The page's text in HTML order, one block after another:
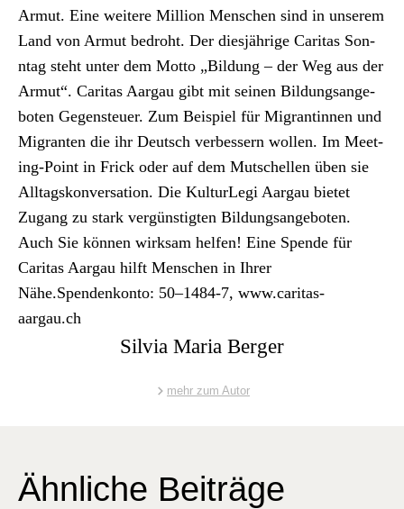
Archiv
Über uns
ePaper
aktuelle Ausgabe
Suchen
Armut. Eine weit­ere Mil­lion Men­schen sind in unserem
Land von Armut bedro­ht. Der diesjährige Car­i­tas Son­
ntag ste­ht unter dem Mot­to „Bil­dung – der Weg aus der
Armut“. Car­i­tas Aar­gau gibt mit seinen Bil­dungsange­
boten Gegen­s­teuer. Zum Beispiel für Migran­tinnen und
Migranten die ihr Deutsch verbessern wollen. Im Meet­
ing-Point in Frick oder auf dem Mutschellen üben sie
All­t­agskon­ver­sa­tion. Die Kul­turLe­gi Aar­gau bietet
Zugang zu stark vergün­stigten Bil­dungsange­boten.
Auch Sie kön­nen wirk­sam helfen! Eine Spende für
Car­i­tas Aar­gau hil­ft Men­schen in Ihrer
Nähe.Spendenkon­to: 50–1484‑7, www.caritas-
aargau.ch
Silvia Maria Berger
mehr zum Autor
Ähnliche Beiträge